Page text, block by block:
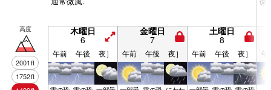
高度
2001ft
1752ft
木曜日
6
金曜日
7
土曜日
8
午前 午後 夜］ 午前 午後 夜］ 午前 午後 夜］ 午